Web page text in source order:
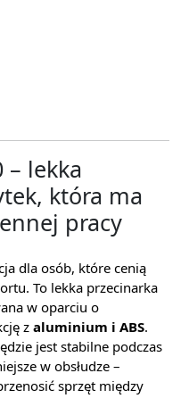
– lekka
która ma
pracy
dla osób, które cenią
To lekka przecinarka
w oparciu o
z aluminium i ABS.
jest stabilne podczas
w obsłudze –
sprzęt między